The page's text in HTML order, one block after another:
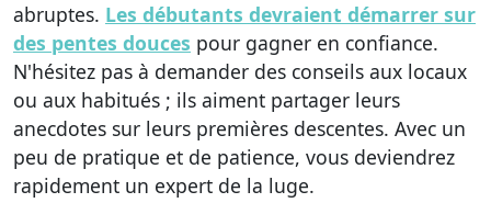
abruptes. Les débutants devraient démarrer sur
des pentes douces pour gagner en confiance.
N'hésitez pas à demander des conseils aux locaux
ou aux habitués ; ils aiment partager leurs
anecdotes sur leurs premières descentes. Avec un
peu de pratique et de patience, vous deviendrez
rapidement un expert de la luge.